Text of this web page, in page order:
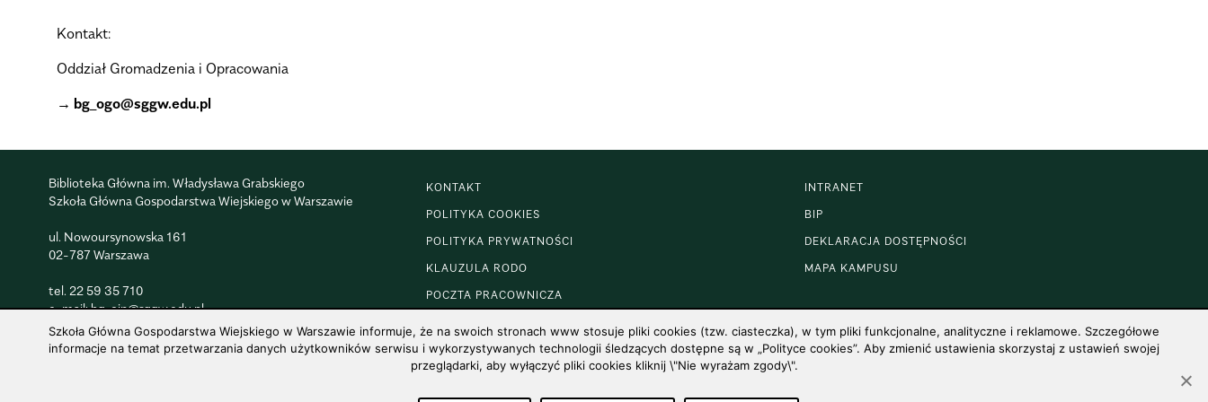
Kontakt:
Oddział Gromadzenia i Opracowania
bg_ogo@sggw.edu.pl
Biblioteka Główna im. Władysława Grabskiego
Szkoła Główna Gospodarstwa Wiejskiego w Warszawie
ul. Nowoursynowska 161
02-787 Warszawa
tel. 22 59 35 710
e-mail:bg_oin@sggw.edu.pl
KONTAKT
POLITYKA COOKIES
POLITYKA PRYWATNOŚCI
KLAUZULA RODO
POCZTA PRACOWNICZA
INTRANET
BIP
DEKLARACJA DOSTĘPNOŚCI
MAPA KAMPUSU
Szkoła Główna Gospodarstwa Wiejskiego w Warszawie informuje, że na swoich stronach www stosuje pliki cookies (tzw. ciasteczka), w tym pliki funkcjonalne, analityczne i reklamowe. Szczegółowe
informacje na temat przetwarzania danych użytkowników serwisu i wykorzystywanych technologii śledzących dostępne są w „Polityce cookies”. Aby zmienić ustawienia skorzystaj z ustawień swojej
przeglądarki, aby wyłączyć pliki cookies kliknij \"Nie wyrażam zgody\".